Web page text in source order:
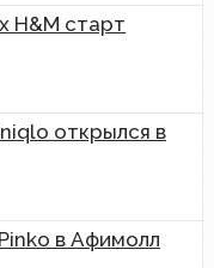
H&M старт
открылся в
в Афимолл